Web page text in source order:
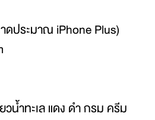
ดประมาณ iPhone Plus)
วน้ำทะเล แดง ดำ กรม ครีม